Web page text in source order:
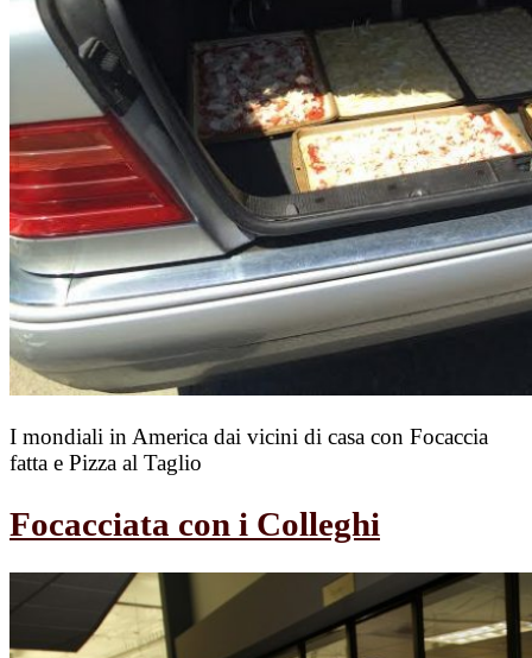
I mondiali in America dai vicini di casa con Focaccia
fatta e Pizza al Taglio
Focacciata con i Colleghi